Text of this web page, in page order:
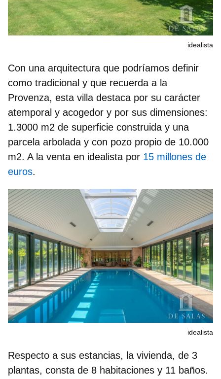
idealista
Con una arquitectura que podríamos definir
como tradicional y que recuerda a la
Provenza, esta villa destaca por su carácter
atemporal y acogedor y por sus dimensiones:
1.3000 m2 de superficie construida y una
parcela arbolada y con pozo propio de 10.000
m2. A la venta en idealista por 15 millones de
euros.
idealista
Respecto a sus estancias, la vivienda, de 3
plantas, consta de 8 habitaciones y 11 baños.